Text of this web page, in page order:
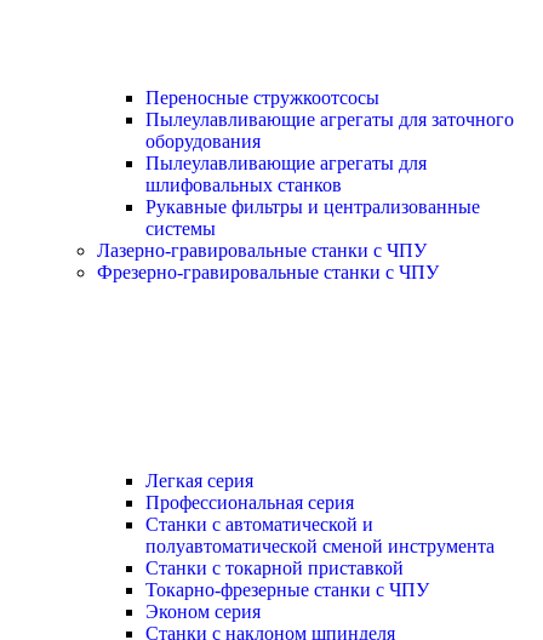
Переносные стружкоотсосы
Пылеулавливающие агрегаты для заточного
оборудования
Пылеулавливающие агрегаты для
шлифовальных станков
Рукавные фильтры и централизованные
системы
Лазерно-гравировальные станки с ЧПУ
Фрезерно-гравировальные станки с ЧПУ
Легкая серия
Профессиональная серия
Станки с автоматической и
полуавтоматической сменой инструмента
Станки с токарной приставкой
Токарно-фрезерные станки с ЧПУ
Эконом серия
Станки с наклоном шпинделя